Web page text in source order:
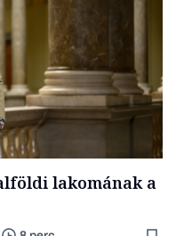
lakomának a